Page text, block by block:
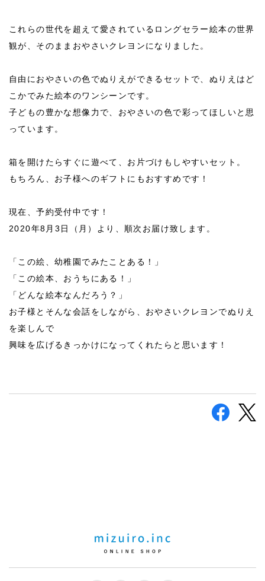
これらの世代を超えて愛されているロングセラー絵本の世界
観が、そのままおやさいクレヨンになりました。
自由におやさいの色でぬりえができるセットで、ぬりえはど
こかでみた絵本のワンシーンです。
子どもの豊かな想像力で、おやさいの色で彩ってほしいと思
っています。
箱を開けたらすぐに遊べて、お片づけもしやすいセット。
もちろん、お子様へのギフトにもおすすめです！
現在、予約受付中です！
2020年8月3日（月）より、順次お届け致します。
「この絵、幼稚園でみたことある！」
「この絵本、おうちにある！」
「どんな絵本なんだろう？」
お子様とそんな会話をしながら、おやさいクレヨンでぬりえ
を楽しんで
興味を広げるきっかけになってくれたらと思います！